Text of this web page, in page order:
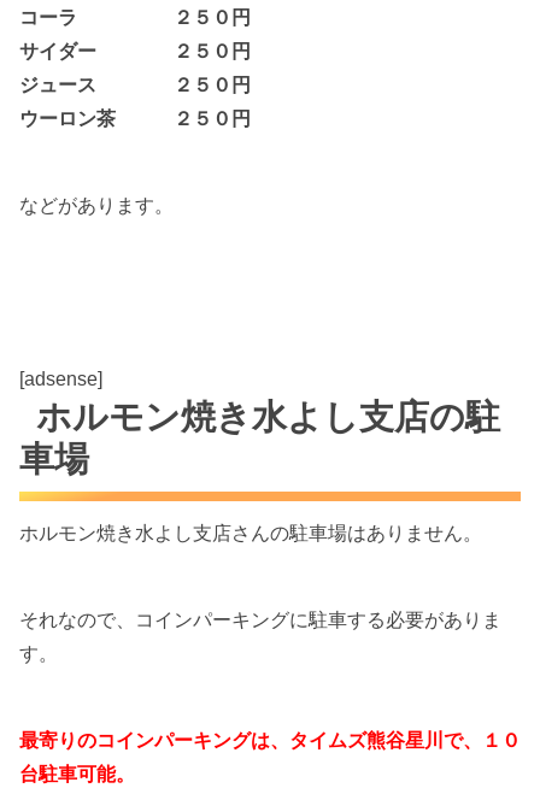
コーラ ２５０円
サイダー ２５０円
ジュース ２５０円
ウーロン茶 ２５０円
などがあります。
[adsense]
ホルモン焼き水よし支店の駐
車場
ホルモン焼き水よし支店さんの駐車場はありません。
それなので、コインパーキングに駐車する必要がありま
す。
最寄りのコインパーキングは、タイムズ熊谷星川で、１０
台駐車可能。